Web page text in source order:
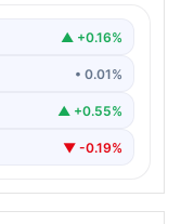
▲ +0.16%
• 0.01%
▲ +0.55%
▼ -0.19%